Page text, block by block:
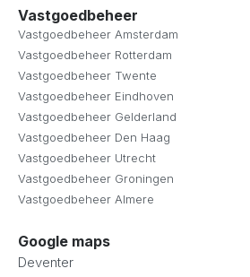
Vastgoedbeheer
Vastgoedbeheer Amsterdam
Vastgoedbeheer Rotterdam
Vastgoedbeheer Twente
Vastgoedbeheer Eindhoven
Vastgoedbeheer Gelderland
Vastgoedbeheer Den Haag
Vastgoedbeheer Utrecht
Vastgoedbeheer Groningen
Vastgoedbeheer Almere
Google maps
Deventer